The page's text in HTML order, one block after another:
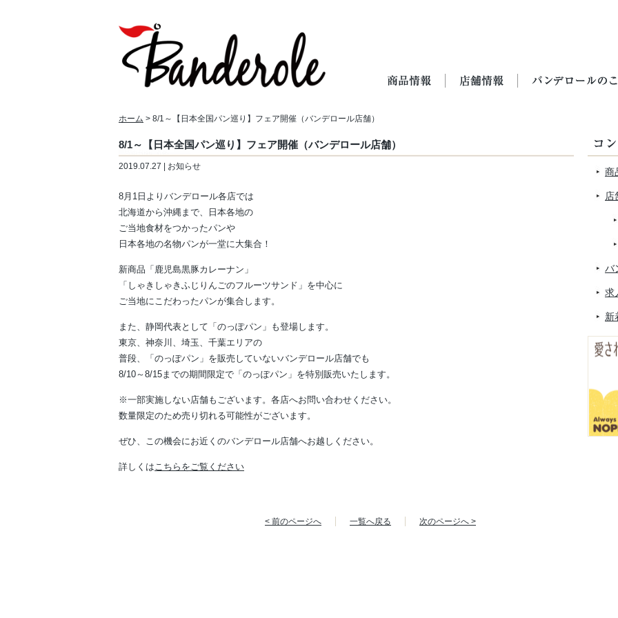
ホーム > 8/1～【日本全国パン巡り】フェア開催（バンデロール店舗）
8/1～【日本全国パン巡り】フェア開催（バンデロール店舗）
2019.07.27 | お知らせ
8月1日よりバンデロール各店では
北海道から沖縄まで、日本各地の
ご当地食材をつかったパンや
日本各地の名物パンが一堂に大集合！
新商品「鹿児島黒豚カレーナン」
「しゃきしゃきふじりんごのフルーツサンド」を中心に
ご当地にこだわったパンが集合します。
また、静岡代表として「のっぽパン」も登場します。
東京、神奈川、埼玉、千葉エリアの
普段、「のっぽパン」を販売していないバンデロール店舗でも
8/10～8/15までの期間限定で「のっぽパン」を特別販売いたします。
※一部実施しない店舗もございます。各店へお問い合わせください。
数量限定のため売り切れる可能性がございます。
ぜひ、この機会にお近くのバンデロール店舗へお越しください。
詳しくはこちらをご覧ください
< 前のページへ 一覧へ戻る 次のページへ >
商
店
バ
求
新